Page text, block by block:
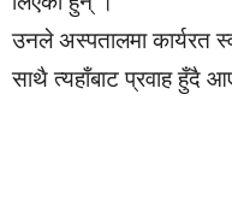
उनले अस्पतालमा कार्यरत
साथै त्यहाँबाट प्रवाह हुँदै